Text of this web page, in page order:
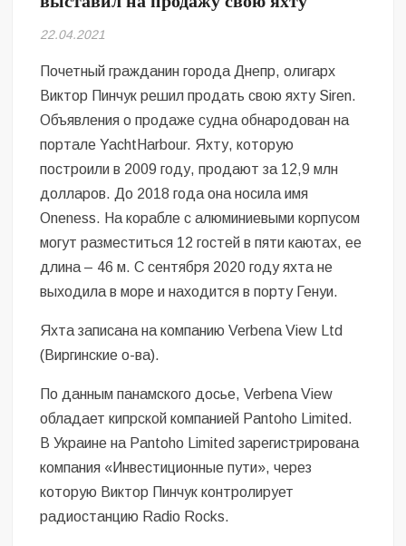
Безугла закликає валити Сирського
сучасну моду
Командувач ВМС Неїжпапа закликав не дестабілізувати ситуацію
навколо керівництва армії
22.04.2021
Почетный гражданин города Днепр, олигарх
Виктор Пинчук решил продать свою яхту Siren.
Объявления о продаже судна обнародован на
портале YachtHarbour. Яхту, которую
построили в 2009 году, продают за 12,9 млн
долларов. До 2018 года она носила имя
Oneness. На корабле с алюминиевыми корпусом
могут разместиться 12 гостей в пяти каютах, ее
длина – 46 м. С сентября 2020 году яхта не
выходила в море и находится в порту Генуи.
Яхта записана на компанию Verbena View Ltd
(Виргинские о-ва).
По данным панамского досье, Verbena View
обладает кипрской компанией Pantoho Limited.
В Украине на Pantoho Limited зарегистрирована
компания «Инвестиционные пути», через
которую Виктор Пинчук контролирует
радиостанцию Radio Rocks.